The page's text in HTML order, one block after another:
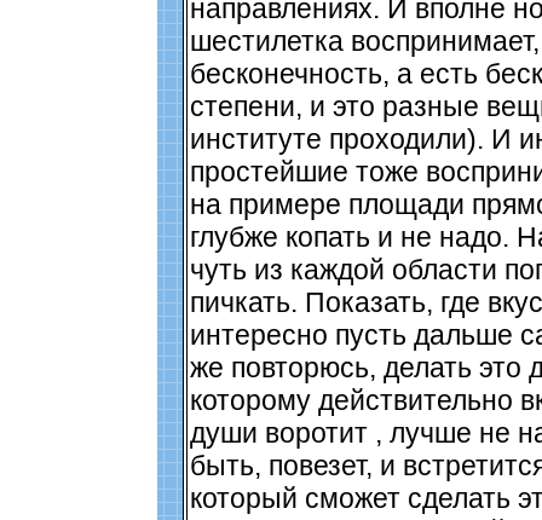
направлениях. И вполне
шестилетка
бесконечность, а есть
степени, и это разные
институте проходили). И
простейшие тоже
на примере площади
глубже копать и не надо.
чуть из каждой области
пичкать. Показать, где
интересно пусть дальше
же повторюсь, делать это
которому действительно
души воротит , лучше не
быть, повезет, и
который сможет сделать